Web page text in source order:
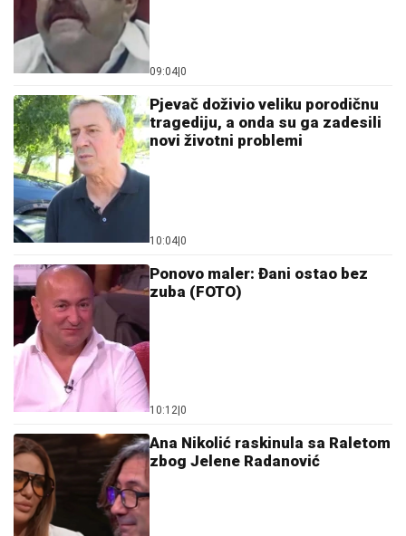
09:04 0
Pjevač doživio veliku porodičnu
tragediju, a onda su ga zadesili
novi životni problemi
10:04 0
Ponovo maler: Đani ostao bez
zuba (FOTO)
10:12 0
Ana Nikolić raskinula sa Raletom
zbog Jelene Radanović